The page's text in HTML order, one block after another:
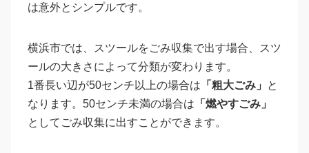
は意外とシンプルです。
横浜市では、スツールをごみ収集で出す場合、スツ
ールの大きさによって分類が変わります。
1番長い辺が50センチ以上の場合は 「粗大ごみ」
と
なります。50センチ未満の場合は 「燃やすごみ」
としてごみ収集に出すことができます。